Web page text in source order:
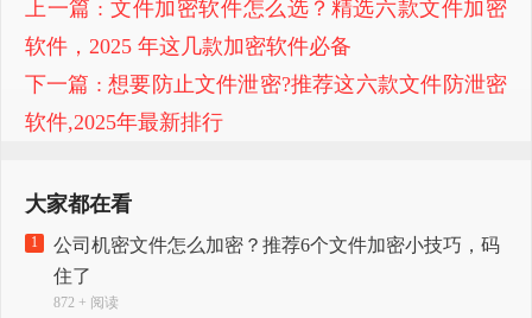
上一篇 : 文件加密软件怎么选？精选六款文件加密
软件，2025 年这几款加密软件必备​
下一篇 : 想要防止文件泄密?推荐这六款文件防泄密
软件,2025年最新排行
大家都在看
1
公司机密文件怎么加密？推荐6个文件加密小技巧，码
住了
872 + 阅读